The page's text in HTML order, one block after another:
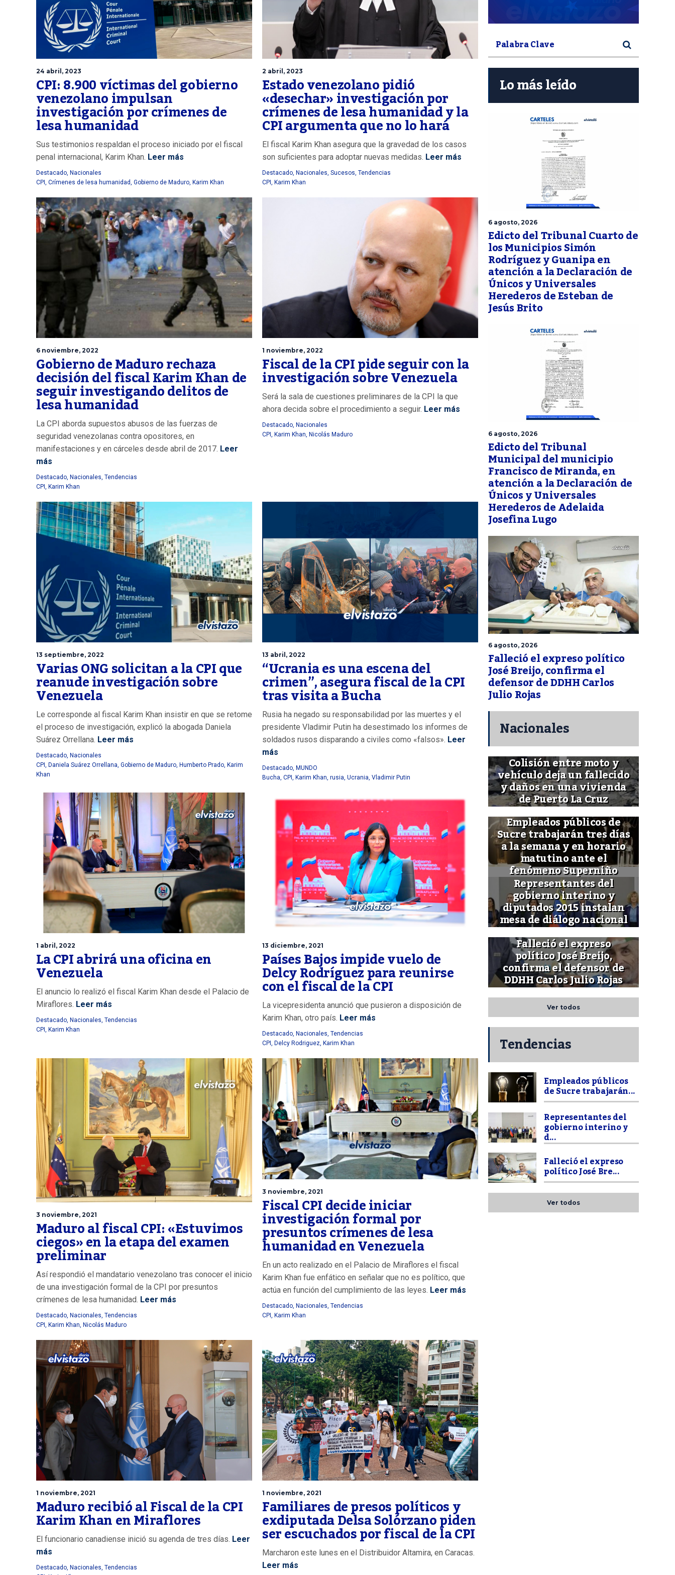
24 abril, 2023
CPI: 8.900 víctimas del gobierno
venezolano impulsan
investigación por crímenes de
lesa humanidad
Sus testimonios respaldan el proceso iniciado por el fiscal
penal internacional, Karim Khan. Leer más
Destacado Nacionales
CPI Crímenes de lesa humanidad Gobierno de Maduro Karim Khan
2 abril, 2023
Estado venezolano pidió
«desechar» investigación por
crímenes de lesa humanidad y la
CPI argumenta que no lo hará
El fiscal Karim Khan asegura que la gravedad de los casos
son suficientes para adoptar nuevas medidas. Leer más
Destacado Nacionales Sucesos Tendencias
CPI Karim Khan
6 noviembre, 2022
Gobierno de Maduro rechaza
decisión del fiscal Karim Khan de
seguir investigando delitos de
lesa humanidad
La CPI aborda supuestos abusos de las fuerzas de
seguridad venezolanas contra opositores, en
manifestaciones y en cárceles desde abril de 2017. Leer
más
Destacado Nacionales Tendencias
CPI Karim Khan
1 noviembre, 2022
Fiscal de la CPI pide seguir con la
investigación sobre Venezuela
Será la sala de cuestiones preliminares de la CPI la que
ahora decida sobre el procedimiento a seguir. Leer más
Destacado Nacionales
CPI Karim Khan Nicolás Maduro
13 septiembre, 2022
Varias ONG solicitan a la CPI que
reanude investigación sobre
Venezuela
Le corresponde al fiscal Karim Khan insistir en que se retome
el proceso de investigación, explicó la abogada Daniela
Suárez Orrellana. Leer más
Destacado Nacionales
CPI Daniela Suárez Orrellana Gobierno de Maduro Humberto Prado Karim
Khan
13 abril, 2022
“Ucrania es una escena del
crimen”, asegura fiscal de la CPI
tras visita a Bucha
Rusia ha negado su responsabilidad por las muertes y el
presidente Vladimir Putin ha desestimado los informes de
soldados rusos disparando a civiles como «falsos». Leer
más
Destacado MUNDO
Bucha CPI Karim Khan rusia Ucrania Vladimir Putin
1 abril, 2022
La CPI abrirá una oficina en
Venezuela
El anuncio lo realizó el fiscal Karim Khan desde el Palacio de
Miraflores. Leer más
Destacado Nacionales Tendencias
CPI Karim Khan
13 diciembre, 2021
Países Bajos impide vuelo de
Delcy Rodríguez para reunirse
con el fiscal de la CPI
La vicepresidenta anunció que pusieron a disposición de
Karim Khan, otro país. Leer más
Destacado Nacionales Tendencias
CPI Delcy Rodriguez Karim Khan
3 noviembre, 2021
Maduro al fiscal CPI: «Estuvimos
ciegos» en la etapa del examen
preliminar
Así respondió el mandatario venezolano tras conocer el inicio
de una investigación formal de la CPI por presuntos
crímenes de lesa humanidad. Leer más
Destacado Nacionales Tendencias
CPI Karim Khan Nicolás Maduro
3 noviembre, 2021
Fiscal CPI decide iniciar
investigación formal por
presuntos crímenes de lesa
humanidad en Venezuela
En un acto realizado en el Palacio de Miraflores el fiscal
Karim Khan fue enfático en señalar que no es político, que
actúa en función del cumplimiento de las leyes. Leer más
Destacado, Nacionales, Tendencias
CPI , Karim Khan
1 noviembre, 2021
Maduro recibió al Fiscal de la CPI
Karim Khan en Miraflores
El funcionario canadiense inició su agenda de tres días. Leer
más
Destacado Nacionales Tendencias
1 noviembre, 2021
Familiares de presos políticos y
exdiputada Delsa Solórzano piden
ser escuchados por fiscal de la CPI
Marcharon este lunes en el Distribuidor Altamira, en Caracas.
Leer más
Lo más leído
6 agosto, 2026
Edicto del Tribunal Cuarto de
los Municipios Simón
Rodríguez y Guanipa en
atención a la Declaración de
Únicos y Universales
Herederos de Esteban de
Jesús Brito
6 agosto, 2026
Edicto del Tribunal
Municipal del municipio
Francisco de Miranda, en
atención a la Declaración de
Únicos y Universales
Herederos de Adelaida
Josefina Lugo
6 agosto, 2026
Falleció el expreso político
José Breijo, confirma el
defensor de DDHH Carlos
Julio Rojas
Nacionales
Colisión entre moto y
vehículo deja un fallecido
y daños en una vivienda
de Puerto La Cruz
Empleados públicos de
Sucre trabajarán tres días
a la semana y en horario
matutino ante el
fenómeno Superniño
Representantes del
gobierno interino y
diputados 2015 instalan
mesa de diálogo nacional
Falleció el expreso
político José Breijo,
confirma el defensor de
DDHH Carlos Julio Rojas
Ver todos
Tendencias
Empleados públicos
de Sucre trabajarán...
Representantes del
gobierno interino y
d...
Falleció el expreso
político José Bre...
Ver todos